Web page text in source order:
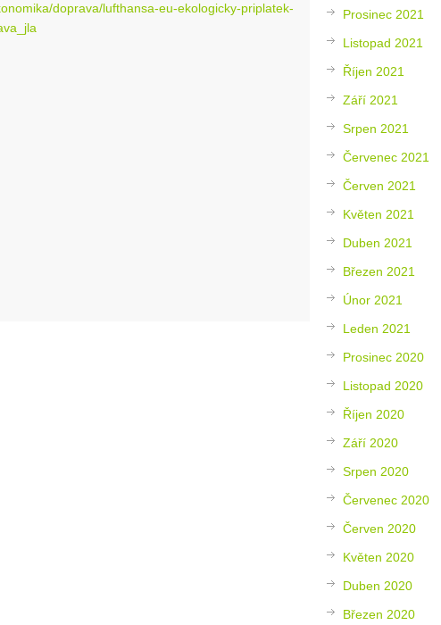
doprava/lufthansa-eu-ekologicky-priplatek-
Prosinec 2021
Listopad 2021
Říjen 2021
Září 2021
Srpen 2021
Červenec 2021
Červen 2021
Květen 2021
Duben 2021
Březen 2021
Únor 2021
Leden 2021
Prosinec 2020
Listopad 2020
Říjen 2020
Září 2020
Srpen 2020
Červenec 2020
Červen 2020
Květen 2020
Duben 2020
Březen 2020